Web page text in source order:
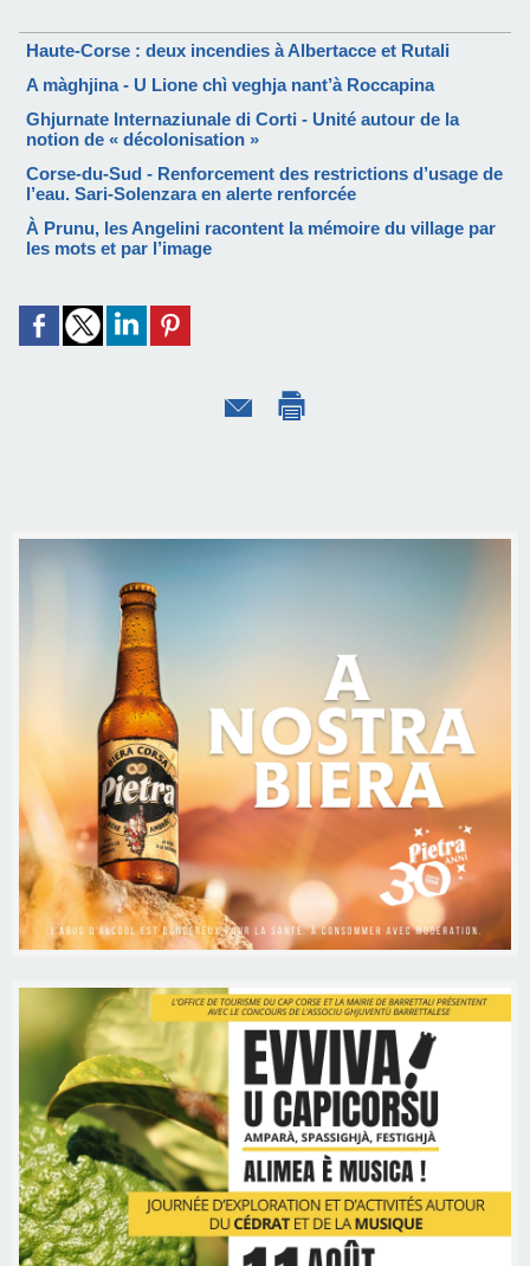
Haute-Corse : deux incendies à Albertacce et Rutali
A màghjina - U Lione chì veghja nant’à Roccapina
Ghjurnate Internaziunale di Corti - Unité autour de la
notion de « décolonisation »
Corse-du-Sud - Renforcement des restrictions d’usage de
l’eau. Sari-Solenzara en alerte renforcée
À Prunu, les Angelini racontent la mémoire du village par
les mots et par l’image